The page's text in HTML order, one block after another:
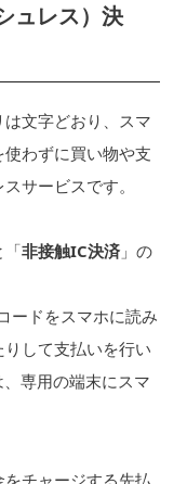
ュレス）決
文字どおり、スマ
わずに買い物や支
サービスです。
「非接触IC決済」の
ードをスマホに読み
して支払いを行い
専用の端末にスマ
チャージする先払